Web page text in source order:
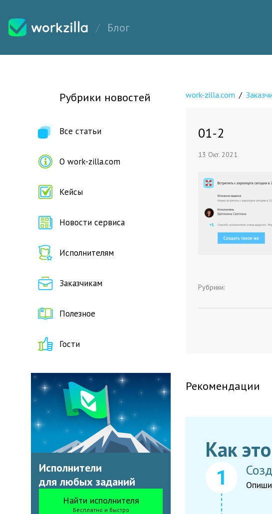
Блог
Рубрики новостей
Все статьи
О work-zilla.com
Кейсы
Новости сервиса
Исполнителям
Заказчикам
Полезное
Гости
Исполнители
для любых заданий
Найти исполнителя
Бесплатно и быстро
work-zilla.com /
01-2
13 Окт. 2021
Рубрики:
Рекомендации
Как